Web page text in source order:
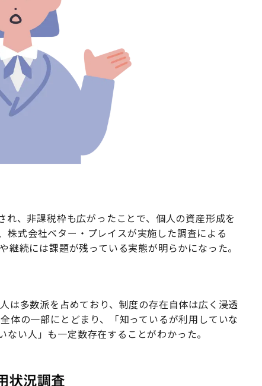
、非課税枠も広がったことで、個人の資産形成を
式会社ベター・プレイスが実施した調査による
続には課題が残っている実態が明らかになった。
は多数派を占めており、制度の存在自体は広く浸透
体の一部にとどまり、「知っているが利用していな
い人」も一定数存在することがわかった。